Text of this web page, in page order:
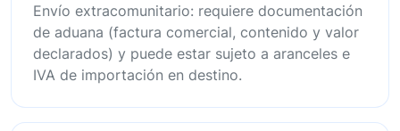
Envío extracomunitario: requiere documentación
de aduana (factura comercial, contenido y valor
declarados) y puede estar sujeto a aranceles e
IVA de importación en destino.